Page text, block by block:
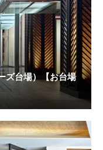
ズ台場）【お台場